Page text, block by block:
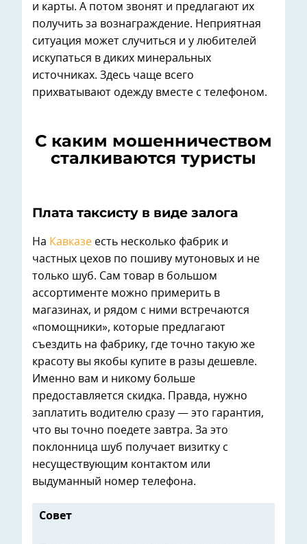
и карты. А потом звонят и предлагают их
получить за вознаграждение. Неприятная
ситуация может случиться и у любителей
искупаться в диких минеральных
источниках. Здесь чаще всего
прихватывают одежду вместе с телефоном.
С каким мошенничеством
сталкиваются туристы
Плата таксисту в виде залога
На Кавказе есть несколько фабрик и
частных цехов по пошиву мутоновых и не
только шуб. Сам товар в большом
ассортименте можно примерить в
магазинах, и рядом с ними встречаются
«помощники», которые предлагают
съездить на фабрику, где точно такую же
красоту вы якобы купите в разы дешевле.
Именно вам и никому больше
предоставляется скидка. Правда, нужно
заплатить водителю сразу — это гарантия,
что вы точно поедете завтра. За это
поклонница шуб получает визитку с
несуществующим контактом или
выдуманный номер телефона.
Совет